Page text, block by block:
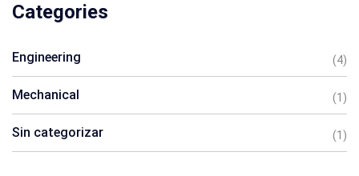
Categories
Engineering (4)
Mechanical (1)
Sin categorizar (1)